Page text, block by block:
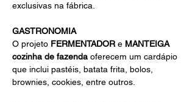
exclusivas na fábrica.
GASTRONOMIA
O projeto FERMENTADOR e MANTEIGA
cozinha de fazenda oferecem um cardápio
que inclui pastéis, batata frita, bolos,
brownies, cookies, entre outros.